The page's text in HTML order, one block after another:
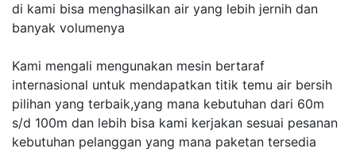
di kami bisa menghasilkan air yang lebih jernih dan
banyak volumenya
Kami mengali mengunakan mesin bertaraf
internasional untuk mendapatkan titik temu air bersih
pilihan yang terbaik,yang mana kebutuhan dari 60m
s/d 100m dan lebih bisa kami kerjakan sesuai pesanan
kebutuhan pelanggan yang mana paketan tersedia